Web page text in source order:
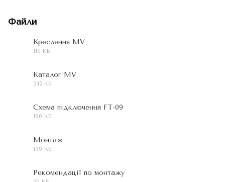
Файли
Креслення MV
116 КБ
Каталог MV
242 КБ
Схема підключення FT-09
196 КБ
Монтаж
159 КБ
Рекомендації по монтажу